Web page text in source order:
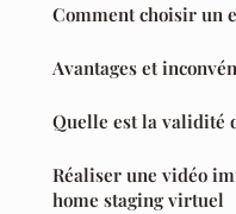
Comment choisir
Avantages et
Quelle est la validité
Réaliser une vidéo
home staging virtuel